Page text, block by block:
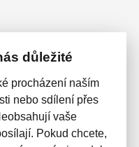
důležité
procházení naším
nebo sdílení přes
vaše
Pokud chcete,